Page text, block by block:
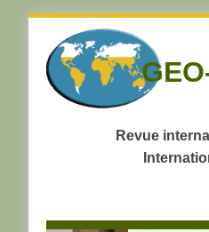
navigation
Skip
Revue